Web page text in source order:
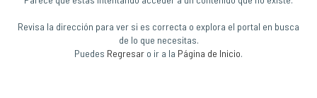
Revisa la dirección para ver si es correcta o explora el portal en busca
de lo que necesitas.
Puedes Regresar o ir a la Página de Inicio.